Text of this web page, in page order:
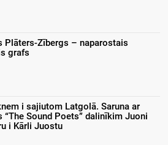
Plāters-Zībergs – naparostais
grafs
i sajiutom Latgolā. Saruna ar
“The Sound Poets” dalinīkim Juoni
i Kārli Juostu